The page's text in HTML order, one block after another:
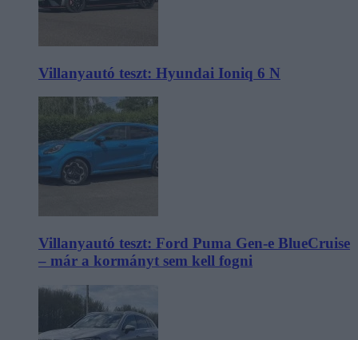
Villanyautó teszt: Hyundai Ioniq 6 N
Villanyautó teszt: Ford Puma Gen-e BlueCruise
– már a kormányt sem kell fogni